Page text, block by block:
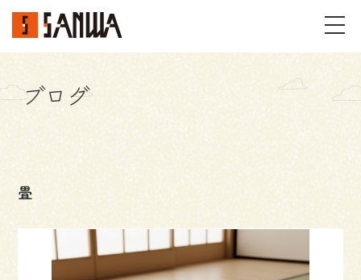
イベント・見学会
事例
施工事例 パーツギャラリー
ブログ
畳